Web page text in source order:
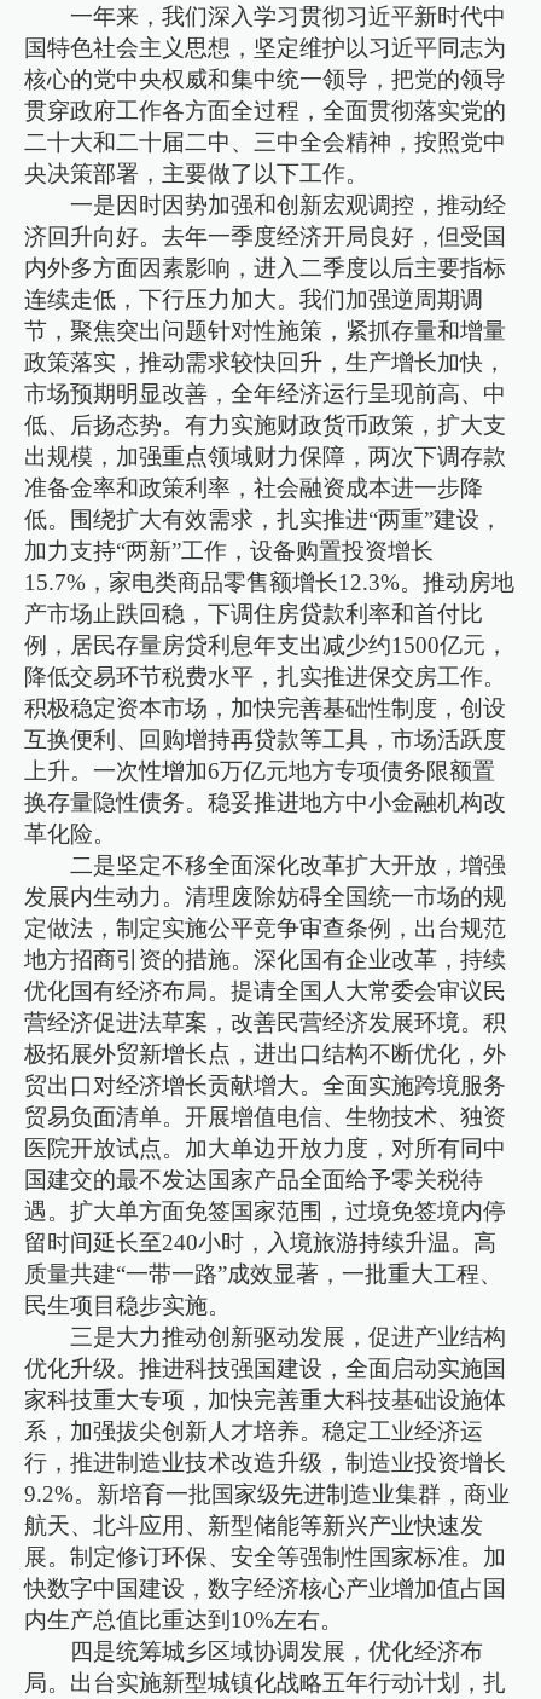
一年来，我们深入学习贯彻习近平新时代中
国特色社会主义思想，坚定维护以习近平同志为
核心的党中央权威和集中统一领导，把党的领导
贯穿政府工作各方面全过程，全面贯彻落实党的
二十大和二十届二中、三中全会精神，按照党中
央决策部署，主要做了以下工作。
一是因时因势加强和创新宏观调控，推动经
济回升向好。去年一季度经济开局良好，但受国
内外多方面因素影响，进入二季度以后主要指标
连续走低，下行压力加大。我们加强逆周期调
节，聚焦突出问题针对性施策，紧抓存量和增量
政策落实，推动需求较快回升，生产增长加快，
市场预期明显改善，全年经济运行呈现前高、中
低、后扬态势。有力实施财政货币政策，扩大支
出规模，加强重点领域财力保障，两次下调存款
准备金率和政策利率，社会融资成本进一步降
低。围绕扩大有效需求，扎实推进“两重”建设，
加力支持“两新”工作，设备购置投资增长
15.7%，家电类商品零售额增长12.3%。推动房地
产市场止跌回稳，下调住房贷款利率和首付比
例，居民存量房贷利息年支出减少约1500亿元，
降低交易环节税费水平，扎实推进保交房工作。
积极稳定资本市场，加快完善基础性制度，创设
互换便利、回购增持再贷款等工具，市场活跃度
上升。一次性增加6万亿元地方专项债务限额置
换存量隐性债务。稳妥推进地方中小金融机构改
革化险。
二是坚定不移全面深化改革扩大开放，增强
发展内生动力。清理废除妨碍全国统一市场的规
定做法，制定实施公平竞争审查条例，出台规范
地方招商引资的措施。深化国有企业改革，持续
优化国有经济布局。提请全国人大常委会审议民
营经济促进法草案，改善民营经济发展环境。积
极拓展外贸新增长点，进出口结构不断优化，外
贸出口对经济增长贡献增大。全面实施跨境服务
贸易负面清单。开展增值电信、生物技术、独资
医院开放试点。加大单边开放力度，对所有同中
国建交的最不发达国家产品全面给予零关税待
遇。扩大单方面免签国家范围，过境免签境内停
留时间延长至240小时，入境旅游持续升温。高
质量共建“一带一路”成效显著，一批重大工程、
民生项目稳步实施。
三是大力推动创新驱动发展，促进产业结构
优化升级。推进科技强国建设，全面启动实施国
家科技重大专项，加快完善重大科技基础设施体
系，加强拔尖创新人才培养。稳定工业经济运
行，推进制造业技术改造升级，制造业投资增长
9.2%。新培育一批国家级先进制造业集群，商业
航天、北斗应用、新型储能等新兴产业快速发
展。制定修订环保、安全等强制性国家标准。加
快数字中国建设，数字经济核心产业增加值占国
内生产总值比重达到10%左右。
四是统筹城乡区域协调发展，优化经济布
局。出台实施新型城镇化战略五年行动计划，扎